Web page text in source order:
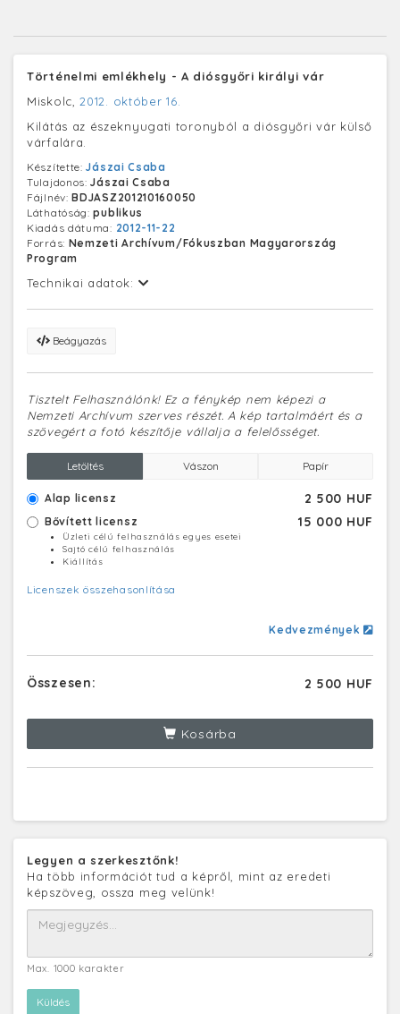
Történelmi emlékhely - A diósgyőri királyi vár
Miskolc,2012. október 16.
Kilátás az észeknyugati toronyból a diósgyőri vár külső
várfalára.
Készítette:Jászai Csaba
Tulajdonos:Jászai Csaba
Fájlnév:BDJASZ201210160050
Láthatóság:publikus
Kiadás dátuma: 2012-11-22
Forrás: Nemzeti Archívum/Fókuszban Magyarország
Program
Technikai adatok:
Beágyazás
Tisztelt Felhasználónk! Ez a fénykép nem képezi a
Nemzeti Archívum szerves részét. A kép tartalmáért és a
szövegért a fotó készítője vállalja a felelősséget.
Letöltés Vászon Papír
Alap licensz 2 500 HUF
Bővített licensz 15 000 HUF
Üzleti célú felhasználás egyes esetei
Sajtó célú felhasználás
Kiállítás
Licenszek összehasonlítása
Kedvezmények
Összesen: 2 500 HUF
Kosárba
Legyen a szerkesztőnk!
Ha több információt tud a képről, mint az eredeti
képszöveg, ossza meg velünk!
Max. 1000 karakter